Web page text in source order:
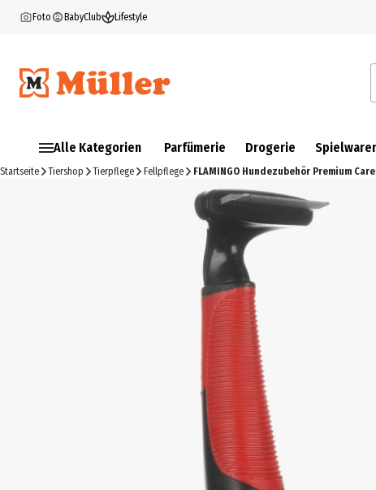
Foto BabyClub Lifestyle
Alle Kategorien Parfümerie Drogerie
Startseite Tiershop Tierpflege Fellpflege FLAMINGO Hundezubehör Premium